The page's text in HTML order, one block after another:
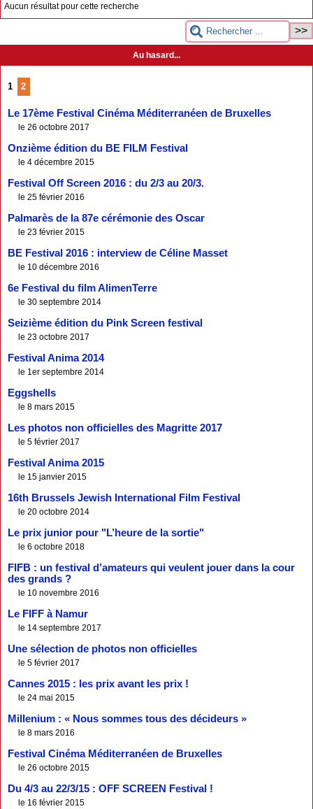
Aucun résultat pour cette recherche
Au hasard...
1 2
Le 17ème Festival Cinéma Méditerranéen de Bruxelles
le 26 octobre 2017
Onzième édition du BE FILM Festival
le 4 décembre 2015
Festival Off Screen 2016 : du 2/3 au 20/3.
le 25 février 2016
Palmarès de la 87e cérémonie des Oscar
le 23 février 2015
BE Festival 2016 : interview de Céline Masset
le 10 décembre 2016
6e Festival du film AlimenTerre
le 30 septembre 2014
Seizième édition du Pink Screen festival
le 23 octobre 2017
Festival Anima 2014
le 1er septembre 2014
Eggshells
le 8 mars 2015
Les photos non officielles des Magritte 2017
le 5 février 2017
Festival Anima 2015
le 15 janvier 2015
16th Brussels Jewish International Film Festival
le 20 octobre 2014
Le prix junior pour "L’heure de la sortie"
le 6 octobre 2018
FIFB : un festival d’amateurs qui veulent jouer dans la cour
des grands ?
le 10 novembre 2016
Le FIFF à Namur
le 14 septembre 2017
Une sélection de photos non officielles
le 5 février 2017
Cannes 2015 : les prix avant les prix !
le 24 mai 2015
Millenium : « Nous sommes tous des décideurs »
le 8 mars 2016
Festival Cinéma Méditerranéen de Bruxelles
le 26 octobre 2015
Du 4/3 au 22/3/15 : OFF SCREEN Festival !
le 16 février 2015